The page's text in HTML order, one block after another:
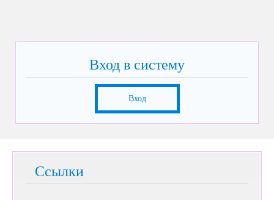
Вход в систему
Вход
Ссылки